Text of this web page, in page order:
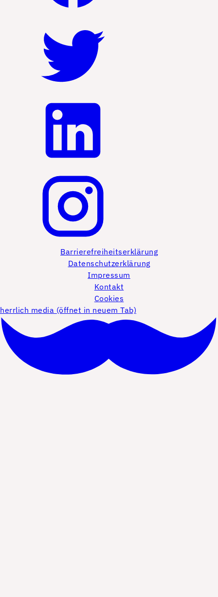
Barrierefreiheitserklärung
Datenschutzerklärung
Impressum
Kontakt
Cookies
herrlich media (öffnet in neuem Tab)